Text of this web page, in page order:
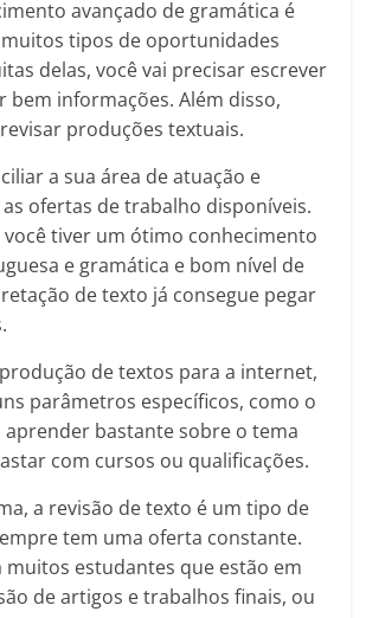
avançado de gramática é
tipos de oportunidades
delas, você vai precisar escrever
bem informações. Além disso,
produções textuais.
a sua área de atuação e
ofertas de trabalho disponíveis.
você tiver um ótimo conhecimento
e gramática e bom nível de
de texto já consegue pegar
de textos para a internet,
parâmetros específicos, como o
aprender bastante sobre o tema
com cursos ou qualificações.
a revisão de texto é um tipo de
tem uma oferta constante.
muitos estudantes que estão em
de artigos e trabalhos finais, ou